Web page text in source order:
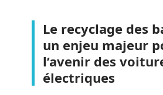
Le recyclage des
un enjeu majeur
l’avenir des
électriques